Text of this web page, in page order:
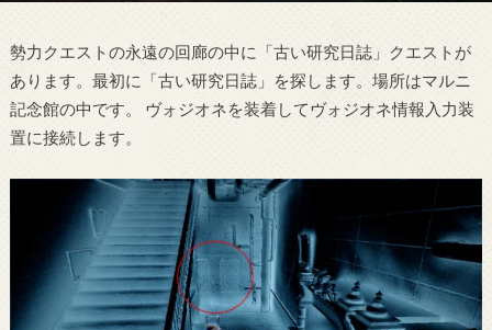
勢力クエストの永遠の回廊の中に「古い研究日誌」クエストが
あります。最初に「古い研究日誌」を探します。場所はマルニ
記念館の中です。 ヴォジオネを装着してヴォジオネ情報入力装
置に接続します。